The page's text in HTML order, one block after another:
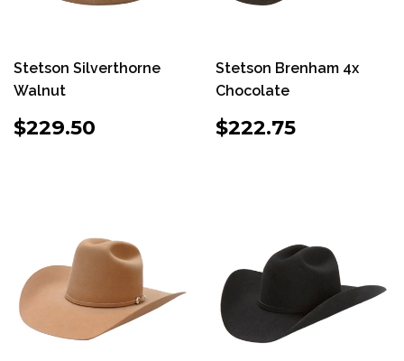
Stetson Silverthorne
Walnut
PRECIO
HABITUAL
$229.50
Stetson Brenham 4x
Chocolate
PRECIO
HABITUAL
$222.75